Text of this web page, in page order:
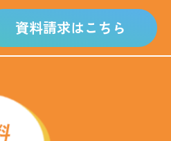
資料請求はこちら